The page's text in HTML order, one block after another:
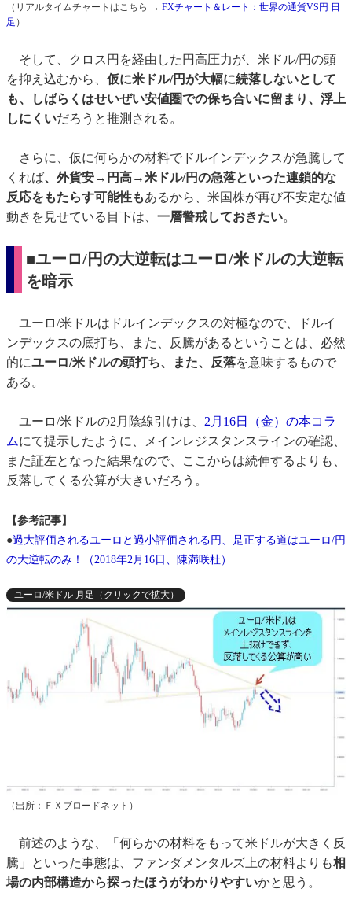
（リアルタイムチャートはこちら → FXチャート＆レート：世界の通貨VS円 日
足 ）
そして、クロス円を経由した円高圧力が、米ドル/円の頭
を抑え込むから、 仮に米ドル/円が大幅に続落しないとして
も、しばらくはせいぜい安値圏での保ち合いに留まり、浮上
しにくいだろうと推測される。
さらに、仮に何らかの材料でドルインデックスが急騰して
くれば、外貨安→円高→米ドル/円の急落といった連鎖的な
反応をもたらす可能性もあるから、米国株が再び不安定な値
動きを見せている目下は、 一層警戒しておきたい。
■ユーロ/円の大逆転はユーロ/米ドルの大逆転
を暗示
ユーロ/米ドルはドルインデックスの対極なので、ドルイ
ンデックスの底打ち、また、反騰があるということは、必然
的にユーロ/米ドルの頭打ち、また、反落を意味するもので
ある。
ユーロ/米ドルの2月陰線引けは、 2月16日（金）の本コラ
ムにて提示したように、メインレジスタンスラインの確認、
また証左となった結果なので、ここからは続伸するよりも、
反落してくる公算が大きいだろう。
【参考記事】
●過大評価されるユーロと過小評価される円、是正する道はユーロ/円
の大逆転のみ！（2018年2月16日、陳満咲杜）
ユーロ/米ドル 月足（クリックで拡大）
（出所：ＦＸブロードネット）
前述のような、「何らかの材料をもって米ドルが大きく反
騰」といった事態は、ファンダメンタルズ上の材料よりも相
場の内部構造から探ったほうがわかりやすいかと思う。